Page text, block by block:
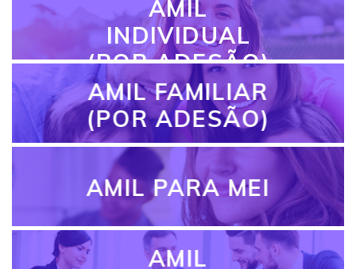
AMIL
INDIVIDUAL
(POR ADESÃO)
AMIL FAMILIAR
(POR ADESÃO)
AMIL PARA MEI
AMIL